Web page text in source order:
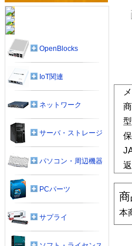
本
OpenBlocks
IoT関連
ネットワーク
サーバ・ストレージ
パソコン・周辺機器
PCパーツ
サプライ